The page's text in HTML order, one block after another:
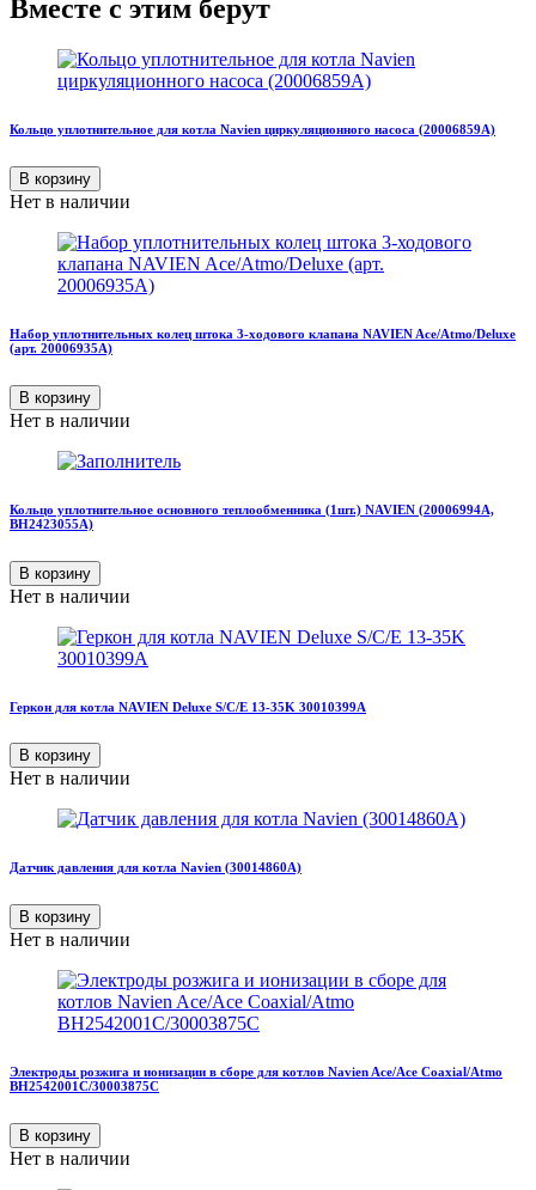
Вместе с этим берут
Кольцо уплотнительное для котла Navien циркуляционного насоса (20006859A)
В корзину
Нет в наличии
Набор уплотнительных колец штока 3-ходового клапана NAVIEN Ace/Atmo/Deluxe
(арт. 20006935A)
В корзину
Нет в наличии
Кольцо уплотнительное основного теплообменника (1шт.) NAVIEN (20006994А,
BH2423055A)
В корзину
Нет в наличии
Геркон для котла NAVIEN Deluxe S/C/E 13-35K 30010399A
В корзину
Нет в наличии
Датчик давления для котла Navien (30014860A)
В корзину
Нет в наличии
Электроды розжига и ионизации в сборе для котлов Navien Ace/Ace Coaxial/Atmo
BH2542001C/30003875C
В корзину
Нет в наличии